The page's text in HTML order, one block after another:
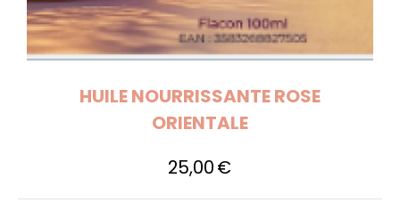
HUILE NOURRISSANTE ROSE
ORIENTALE
25,00€